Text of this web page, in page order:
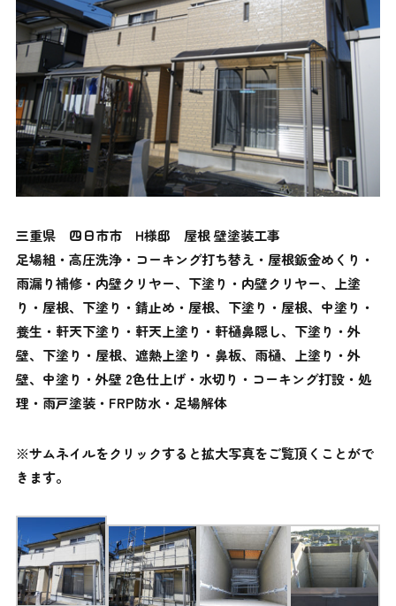
三重県 四日市市 H様邸 屋根 壁塗装工事
足場組・高圧洗浄・コーキング打ち替え・屋根鈑金めくり・
雨漏り補修・内壁クリヤー、下塗り・内壁クリヤー、上塗
り・屋根、下塗り・錆止め・屋根、下塗り・屋根、中塗り・
養生・軒天下塗り・軒天上塗り・軒樋鼻隠し、下塗り・外
壁、下塗り・屋根、遮熱上塗り・鼻板、雨樋、上塗り・外
壁、中塗り・外壁 2色仕上げ・水切り・コーキング打設・処
理・雨戸塗装・FRP防水・足場解体
※サムネイルをクリックすると拡大写真をご覧頂くことがで
きます。